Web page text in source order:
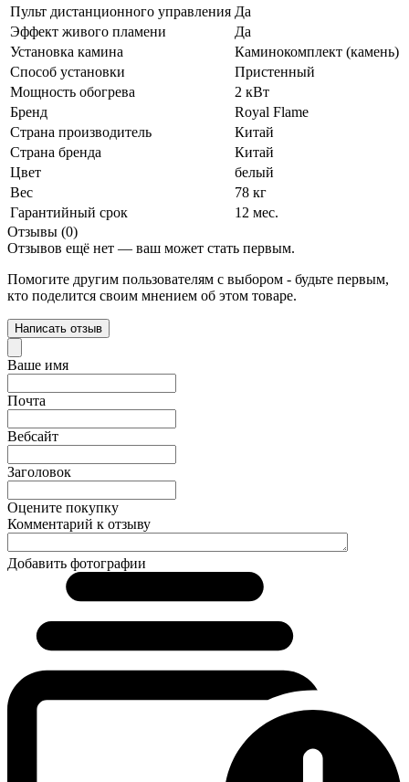
Пульт дистанционного управления Да
Эффект живого пламени
Да
Установка камина
Каминокомплект (камень)
Способ установки
Пристенный
Мощность обогрева
2 кВт
Бренд
Royal Flame
Страна производитель
Китай
Страна бренда
Китай
Цвет
белый
Вес
78 кг
Гарантийный срок
12 мес.
Отзывы (0)
Отзывов ещё нет — ваш может стать первым.
Помогите другим пользователям с выбором - будьте первым,
кто поделится своим мнением об этом товаре.
Написать отзыв
Ваше имя
Почта
Вебсайт
Заголовок
Оцените покупку
Комментарий к отзыву
Добавить фотографии